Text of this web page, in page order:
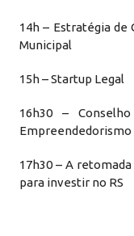
14h – Estratégia
Municipal
15h – Startup Legal
16h30 –
Empreendedorismo
17h30 – A
para investir no RS